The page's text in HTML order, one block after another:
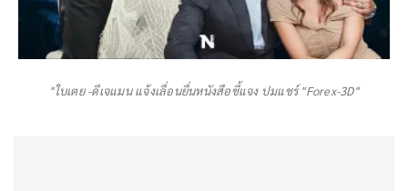
"ใบเตย -ดีเจแมน แจ้งเลื่อนยื่นหนังสือชี้แจง ปมแชร์ "Forex-3D"